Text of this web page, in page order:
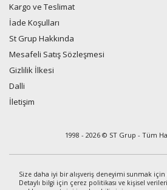
Kargo ve Teslimat
İade Koşulları
St Grup Hakkında
Mesafeli Satış Sözleşmesi
Gizlilik İlkesi
Dalli
İletişim
1998 - 2026 © ST Grup - Tüm
Size daha iyi bir alışveriş deneyimi sunmak için
Detaylı bilgi için çerez politikası ve kişisel